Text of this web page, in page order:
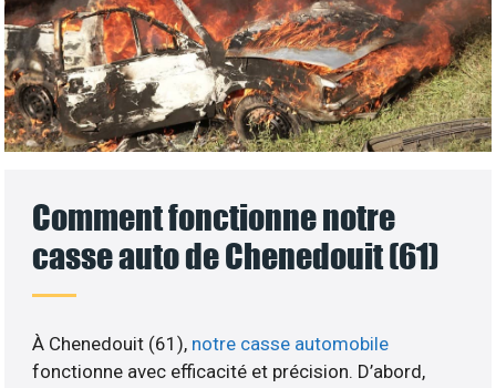
Comment fonctionne notre
casse auto de Chenedouit (61)
À Chenedouit (61), notre casse automobile
fonctionne avec efficacité et précision. D’abord,